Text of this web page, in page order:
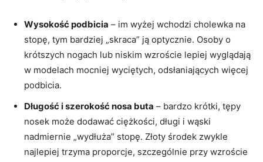
Wysokość podbicia – im wyżej wchodzi cholewka na
stopę, tym bardziej „skraca” ją optycznie. Osoby o
krótszych nogach lub niskim wzroście lepiej wyglądają
w modelach mocniej wyciętych, odsłaniających więcej
podbicia.
Długość i szerokość nosa buta – bardzo krótki, tępy
nosek może dodawać ciężkości, długi i wąski
nadmiernie „wydłuża” stopę. Złoty środek zwykle
najlepiej trzyma proporcje, szczególnie przy wzroście